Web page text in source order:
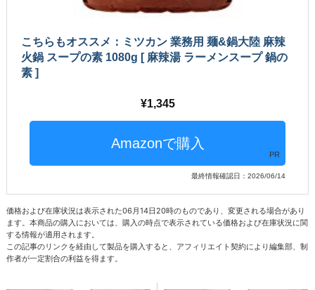
こちらもオススメ：ミツカン 業務用 麺&鍋大陸 麻辣
火鍋 スープの素 1080g [ 麻辣湯 ラーメンスープ 鍋の
素 ]
1,345
PR
最終情報確認日：2026/06/14
価格および在庫状況は表示された06月14日20時のものであり、変更される場合があり
ます。本商品の購入においては、購入の時点で表示されている価格および在庫状況に関
する情報が適用されます。
この記事のリンクを経由して製品を購入すると、アフィリエイト契約により編集部、制
作者が一定割合の利益を得ます。